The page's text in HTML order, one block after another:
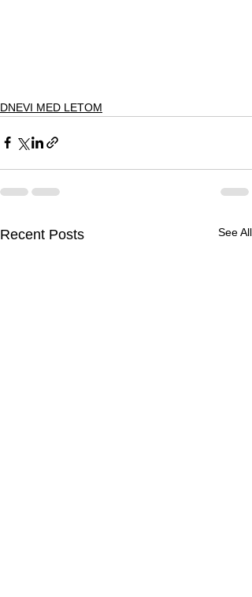
DNEVI MED LETOM
Recent Posts See All